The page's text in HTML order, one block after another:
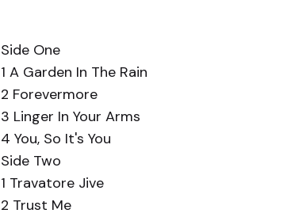
Side One
1 A Garden In The Rain
2 Forevermore
3 Linger In Your Arms
4 You, So It's You
Side Two
1 Travatore Jive
2 Trust Me